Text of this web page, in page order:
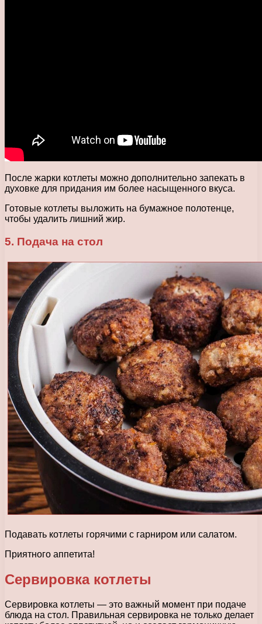
После жарки котлеты можно дополнительно запекать в
духовке для придания им более насыщенного вкуса.
Готовые котлеты выложить на бумажное полотенце,
чтобы удалить лишний жир.
5. Подача на стол
Подавать котлеты горячими с гарниром или салатом.
Приятного аппетита!
Сервировка котлеты
Сервировка котлеты — это важный момент при подаче
блюда на стол. Правильная сервировка не только делает